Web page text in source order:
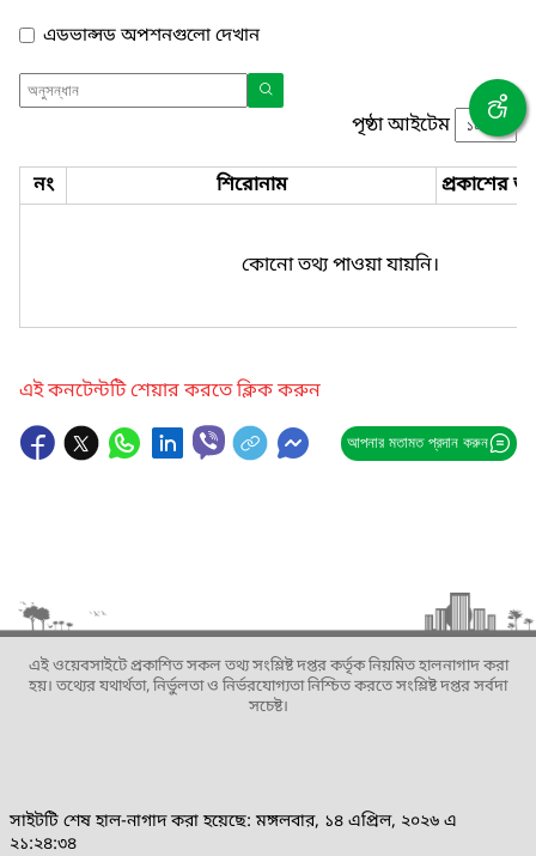
এডভান্সড অপশনগুলো দেখান
পৃষ্ঠা আইটেম
নং শিরোনাম প্রকাশের
কোনো তথ্য পাওয়া যায়নি।
এই কনটেন্টটি শেয়ার করতে ক্লিক করুন
আপনার মতামত প্রদান করুন
এই ওয়েবসাইটে প্রকাশিত সকল তথ্য সংশ্লিষ্ট দপ্তর কর্তৃক নিয়মিত হালনাগাদ করা
হয়। তথ্যের যথার্থতা, নির্ভুলতা ও নির্ভরযোগ্যতা নিশ্চিত করতে সংশ্লিষ্ট দপ্তর সর্বদা
সচেষ্ট।
সাইটটি শেষ হাল-নাগাদ করা হয়েছে: মঙ্গলবার, ১৪ এপ্রিল, ২০২৬ এ
২১:২৪:৩৪